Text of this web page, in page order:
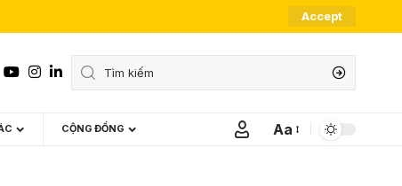
Accept
CỘNG ĐỒNG
Font
Aa